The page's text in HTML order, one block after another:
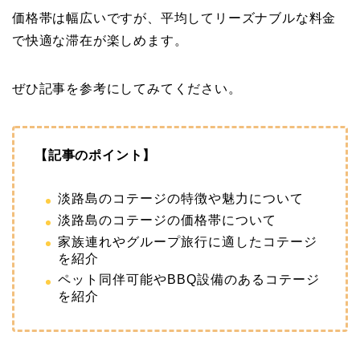
価格帯は幅広いですが、平均してリーズナブルな料金
で快適な滞在が楽しめます。
ぜひ記事を参考にしてみてください。
【記事のポイント】
淡路島のコテージの特徴や魅力について
淡路島のコテージの価格帯について
家族連れやグループ旅行に適したコテージ
を紹介
ペット同伴可能やBBQ設備のあるコテージ
を紹介